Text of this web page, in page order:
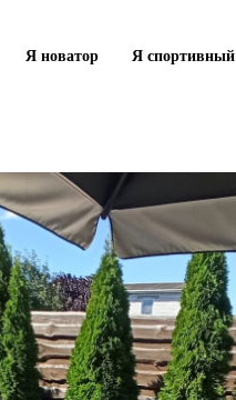
Я новатор Я спортивный